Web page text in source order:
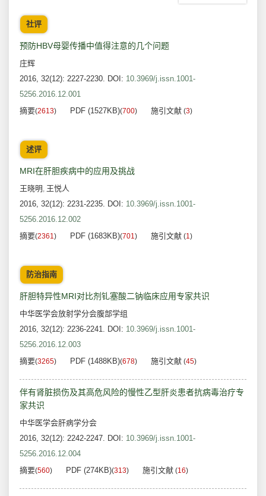
社评
预防HBV母婴传播中值得注意的几个问题
庄辉
2016, 32(12): 2227-2230. DOI: 10.3969/j.issn.1001-
5256.2016.12.001
摘要(2613) PDF (1527KB)(700) 施引文献 (3)
述评
MRI在肝胆疾病中的应用及挑战
王晓明 , 王悦人
2016, 32(12): 2231-2235. DOI: 10.3969/j.issn.1001-
5256.2016.12.002
摘要(2361) PDF (1683KB)(701) 施引文献 (1)
防治指南
肝胆特异性MRI对比剂钆塞酸二钠临床应用专家共识
中华医学会放射学分会腹部学组
2016, 32(12): 2236-2241. DOI: 10.3969/j.issn.1001-
5256.2016.12.003
摘要(3265) PDF (1488KB)(678) 施引文献 (45)
伴有肾脏损伤及其高危风险的慢性乙型肝炎患者抗病毒治疗专
家共识
中华医学会肝病学分会
2016, 32(12): 2242-2247. DOI: 10.3969/j.issn.1001-
5256.2016.12.004
摘要(560) PDF (274KB)(313) 施引文献 (16)